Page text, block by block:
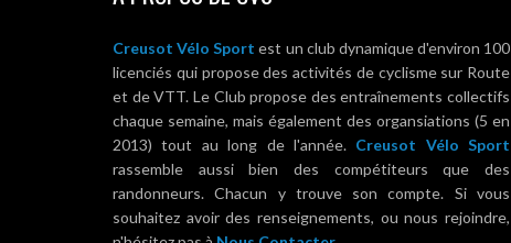
Creusot Vélo Sport est un club dynamique d'environ 100
licenciés qui propose des activités de cyclisme sur Route
et de VTT. Le Club propose des entraînements collectifs
chaque semaine, mais également des organsiations (5 en
2013) tout au long de l'année. Creusot Vélo Sport
rassemble aussi bien des compétiteurs que des
randonneurs. Chacun y trouve son compte. Si vous
souhaitez avoir des renseignements, ou nous rejoindre,